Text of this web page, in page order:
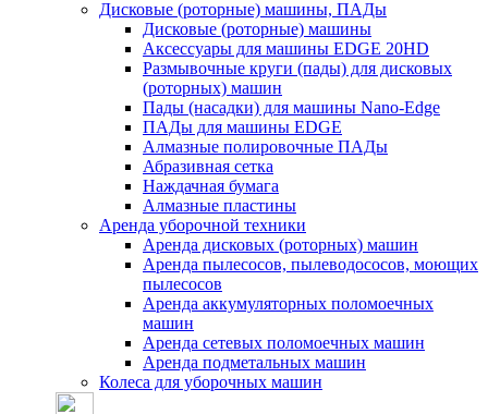
Дисковые (роторные) машины, ПАДы
Дисковые (роторные) машины
Аксессуары для машины EDGE 20HD
Размывочные круги (пады) для дисковых
(роторных) машин
Пады (насадки) для машины Nano-Edge
ПАДы для машины EDGE
Алмазные полировочные ПАДы
Абразивная сетка
Наждачная бумага
Алмазные пластины
Аренда уборочной техники
Аренда дисковых (роторных) машин
Аренда пылесосов, пылеводососов, моющих
пылесосов
Аренда аккумуляторных поломоечных
машин
Аренда сетевых поломоечных машин
Аренда подметальных машин
Колеса для уборочных машин